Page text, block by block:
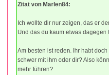
Zitat von Marlen84:
Ich wollte dir nur zeigen, das er
Und das du kaum etwas dagegen
Am besten ist reden. Ihr habt
schwer mit ihm oder dir? Also
mehr führen?